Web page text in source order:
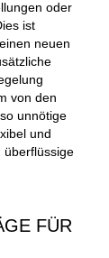
oder
ist
neuen
von den
unnötige
und
überflüssige
FÜR